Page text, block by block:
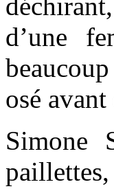
d’une
osé
Simone